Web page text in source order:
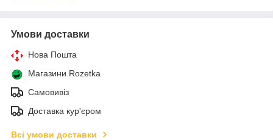
Умови доставки
Нова Пошта
Магазини Rozetka
Самовивіз
Доставка кур'єром
Всі умови доставки